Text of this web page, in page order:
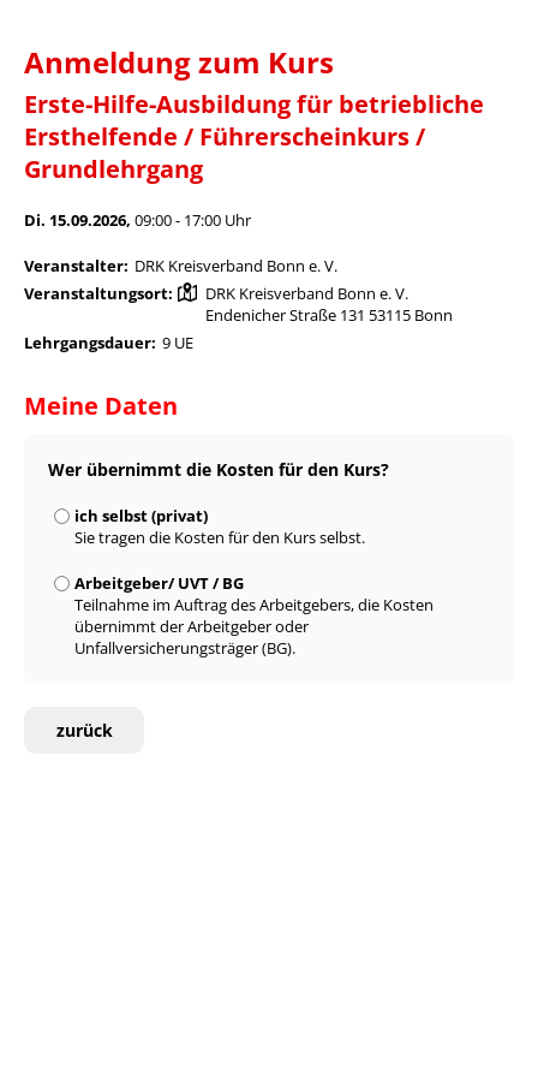
Anmeldung zum Kurs
Erste-Hilfe-Ausbildung für betriebliche
Ersthelfende / Führerscheinkurs /
Grundlehrgang
Di. 15.09.2026, 09:00 - 17:00 Uhr
Veranstalter: DRK Kreisverband Bonn e. V.
Veranstaltungsort:
DRK Kreisverband Bonn e. V.
Endenicher Straße 131 53115 Bonn
Lehrgangsdauer: 9 UE
Meine Daten
Wer übernimmt die Kosten für den Kurs?
ich selbst (privat)
Sie tragen die Kosten für den Kurs selbst.
Arbeitgeber/ UVT / BG
Teilnahme im Auftrag des Arbeitgebers, die Kosten
übernimmt der Arbeitgeber oder
Unfallversicherungsträger (BG).
zurück